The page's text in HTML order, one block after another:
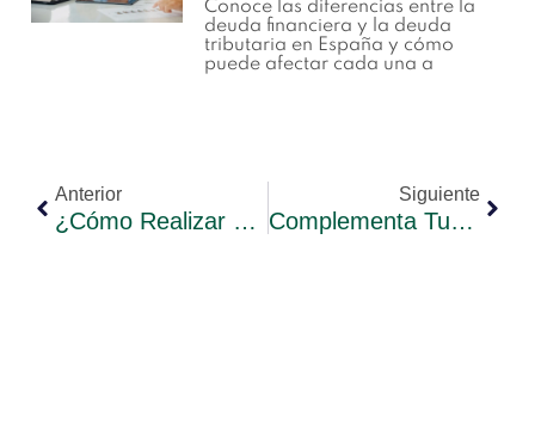
Conoce las diferencias entre la
deuda financiera y la deuda
tributaria en España y cómo
puede afectar cada una a
Anterior
¿Cómo Realizar El Llamamiento De Los Contratos Fijos-Discontinuos?
Siguiente
Complementa Tu Pensión Hasta Un 15%